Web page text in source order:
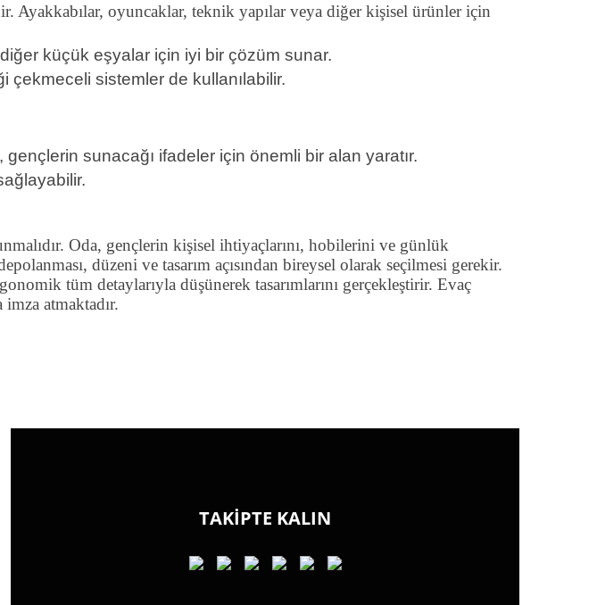
Ayakkabılar, oyuncaklar, teknik yapılar veya diğer kişisel ürünler için
küçük eşyalar için iyi bir çözüm sunar.
çekmeceli sistemler de kullanılabilir.
gençlerin sunacağı ifadeler için önemli bir alan yaratır.
Oda, gençlerin kişisel ihtiyaçlarını, hobilerini ve günlük
düzeni ve tasarım açısından bireysel olarak seçilmesi gerekir.
tüm detaylarıyla düşünerek tasarımlarını gerçekleştirir. Evaç
atmaktadır.
TAKİPTE KALIN